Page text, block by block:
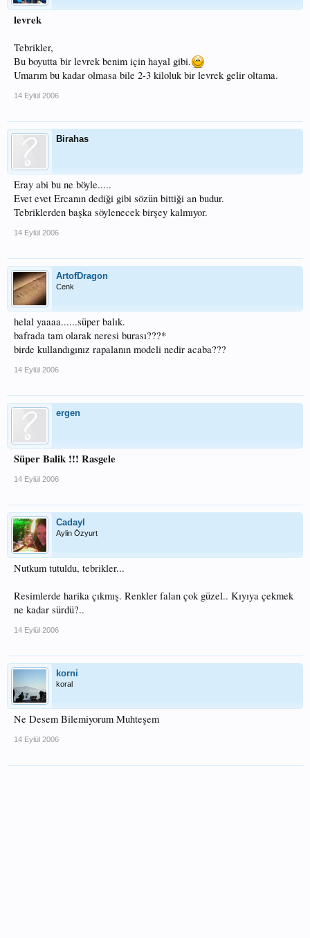
levrek
Tebrikler,
Bu boyutta bir levrek benim için hayal gibi.
Umarım bu kadar olmasa bile 2-3 kiloluk bir levrek gelir oltama.
14 Eylül 2006
Birahas
Eray abi bu ne böyle.....
Evet evet Ercanın dediği gibi sözün bittiği an budur.
Tebriklerden başka söylenecek birşey kalmıyor.
14 Eylül 2006
ArtofDragon
Cenk
helal yaaaa......süper balık.
bafrada tam olarak neresi burası???*
birde kullandıgınız rapalanın modeli nedir acaba???
14 Eylül 2006
ergen
Süper Balik !!! Rasgele
14 Eylül 2006
Cadayl
Aylin Özyurt
Nutkum tutuldu, tebrikler...
Resimlerde harika çıkmış. Renkler falan çok güzel.. Kıyıya çekmek
ne kadar sürdü?..
14 Eylül 2006
korni
koral
Ne Desem Bilemiyorum Muhteşem
14 Eylül 2006